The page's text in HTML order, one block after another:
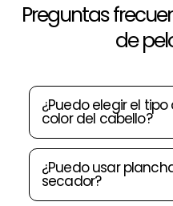
Preguntas
de
¿Puedo elegir el
color del cabello?
¿Puedo usar
secador?